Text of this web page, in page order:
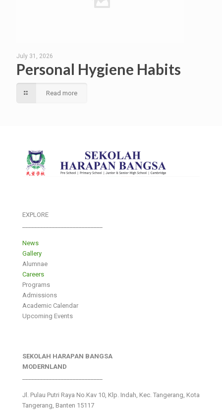
July 31, 2026
Personal Hygiene Habits
Read more
EXPLORE
News
Gallery
Alumnae
Careers
Programs
Admissions
Academic Calendar
Upcoming Events
SEKOLAH HARAPAN BANGSA
MODERNLAND
Jl. Pulau Putri Raya No.Kav 10, Klp. Indah, Kec. Tangerang, Kota
Tangerang, Banten 15117